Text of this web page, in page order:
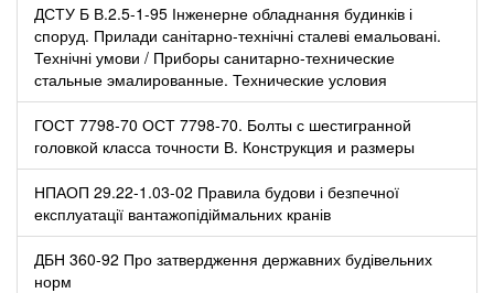
ДСТУ Б В.2.5-1-95 Інженерне обладнання будинків і
споруд. Прилади санітарно-технічні сталеві емальовані.
Технічні умови / Приборы санитарно-технические
стальные эмалированные. Технические условия
ГОСТ 7798-70 ОСТ 7798-70. Болты с шестигранной
головкой класса точности В. Конструкция и размеры
НПАОП 29.22-1.03-02 Правила будови і безпечної
експлуатації вантажопідіймальних кранів
ДБН 360-92 Про затвердження державних будівельних
норм